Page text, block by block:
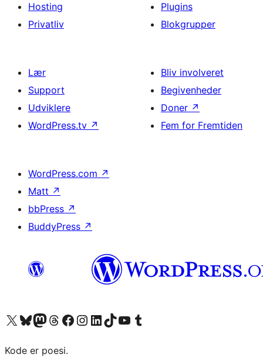
Hosting
Privatliv
Plugins
Blokgrupper
Lær
Support
Udviklere
WordPress.tv ↗
Bliv involveret
Begivenheder
Doner ↗
Fem for Fremtiden
WordPress.com ↗
Matt ↗
bbPress ↗
BuddyPress ↗
Besøg vores X (tidligere Twitter) konto
Besøg vores Bluesky-konto
Besøg vores Mastodon konto
Besøg vores Threads-konto
Besøg vores Facebook sideBesøg vores Instagram konto
Besøg vores LinkedIn konto
Besøg vores TikTok-konto
Besøg vores YouTube-kanalBesøg vores Tumblr-konto
Kode er poesi.